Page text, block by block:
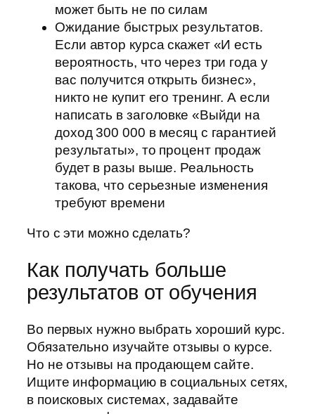
может быть не по силам
Ожидание быстрых результатов.
Если автор курса скажет «И есть
вероятность, что через три года у
вас получится открыть бизнес»,
никто не купит его тренинг. А если
написать в заголовке «Выйди на
доход 300 000 в месяц с гарантией
результаты», то процент продаж
будет в разы выше. Реальность
такова, что серьезные изменения
требуют времени
Что с эти можно сделать?
Как получать больше
результатов от обучения
Во первых нужно выбрать хороший курс.
Обязательно изучайте отзывы о курсе.
Но не отзывы на продающем сайте.
Ищите информацию в социальных сетях,
в поисковых системах, задавайте